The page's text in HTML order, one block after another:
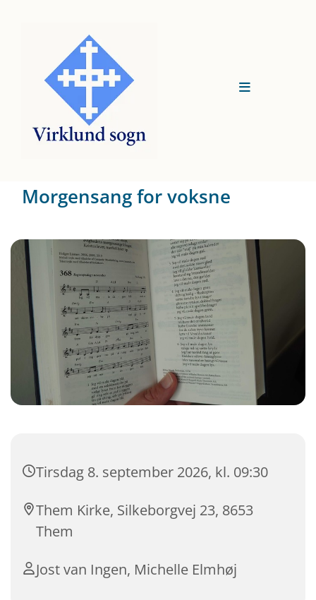
Morgensang for voksne
Tirsdag 8. september 2026, kl. 09:30
Them Kirke, Silkeborgvej 23, 8653
Them
Jost van Ingen, Michelle Elmhøj